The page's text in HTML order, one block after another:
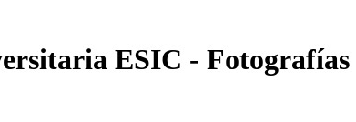
ESIC - Fotografías